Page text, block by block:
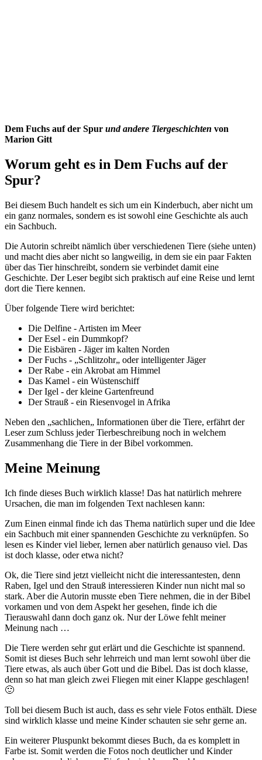
Dem Fuchs auf der Spur und andere Tiergeschichten von
Marion Gitt
Worum geht es in Dem Fuchs auf der
Spur?
Bei diesem Buch handelt es sich um ein Kinderbuch, aber nicht um
ein ganz normales, sondern es ist sowohl eine Geschichte als auch
ein Sachbuch.
Die Autorin schreibt nämlich über verschiedenen Tiere (siehe unten)
und macht dies aber nicht so langweilig, in dem sie ein paar Fakten
über das Tier hinschreibt, sondern sie verbindet damit eine
Geschichte. Der Leser begibt sich praktisch auf eine Reise und lernt
dort die Tiere kennen.
Über folgende Tiere wird berichtet:
Die Delfine - Artisten im Meer
Der Esel - ein Dummkopf?
Die Eisbären - Jäger im kalten Norden
Der Fuchs - „Schlitzohr„ oder intelligenter Jäger
Der Rabe - ein Akrobat am Himmel
Das Kamel - ein Wüstenschiff
Der Igel - der kleine Gartenfreund
Der Strauß - ein Riesenvogel in Afrika
Neben den „sachlichen„ Informationen über die Tiere, erfährt der
Leser zum Schluss jeder Tierbeschreibung noch in welchem
Zusammenhang die Tiere in der Bibel vorkommen.
Meine Meinung
Ich finde dieses Buch wirklich klasse! Das hat natürlich mehrere
Ursachen, die man im folgenden Text nachlesen kann:
Zum Einen einmal finde ich das Thema natürlich super und die Idee
ein Sachbuch mit einer spannenden Geschichte zu verknüpfen. So
lesen es Kinder viel lieber, lernen aber natürlich genauso viel. Das
ist doch klasse, oder etwa nicht?
Ok, die Tiere sind jetzt vielleicht nicht die interessantesten, denn
Raben, Igel und den Strauß interessieren Kinder nun nicht mal so
stark. Aber die Autorin musste eben Tiere nehmen, die in der Bibel
vorkamen und von dem Aspekt her gesehen, finde ich die
Tierauswahl dann doch ganz ok. Nur der Löwe fehlt meiner
Meinung nach …
Die Tiere werden sehr gut erlärt und die Geschichte ist spannend.
Somit ist dieses Buch sehr lehrreich und man lernt sowohl über die
Tiere etwas, als auch über Gott und die Bibel. Das ist doch klasse,
denn so hat man gleich zwei Fliegen mit einer Klappe geschlagen!
🙂
Toll bei diesem Buch ist auch, dass es sehr viele Fotos enthält. Diese
sind wirklich klasse und meine Kinder schauten sie sehr gerne an.
Ein weiterer Pluspunkt bekommt dieses Buch, da es komplett in
Farbe ist. Somit werden die Fotos noch deutlicher und Kinder